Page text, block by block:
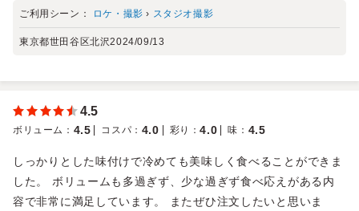
ご利用シーン： ロケ・撮影 › スタジオ撮影
東京都世田谷区北沢2024/09/13
4.5
ボリューム ： 4.5 コスパ ： 4.0 彩り ：4.0 味 ： 4.5
しっかりとした味付けで冷めても美味しく食べることができま
した。 ボリュームも多過ぎず、少な過ぎず食べ応えがある内
容で非常に満足しています。 またぜひ注文したいと思いま